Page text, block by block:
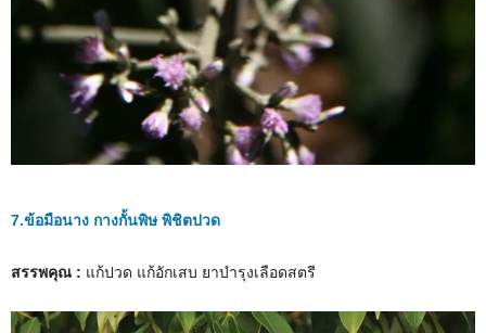
7.ข้อมือนาง กางกั้นพิษ พิชิตปวด
สรรพคุณ : แก้ปวด แก้อักเสบ ยาบำรุงเลือดสตรี